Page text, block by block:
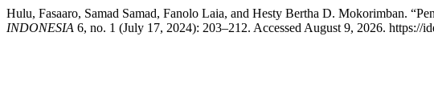
Hulu, Fasaaro, Samad Samad, Fanolo Laia, and Hesty Bertha D. Mokorimban.
INDONESIA 6, no. 1 (July 17, 2024): 203–212. Accessed August 9, 2026. https://